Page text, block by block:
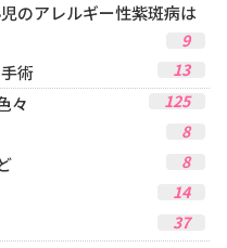
のアレルギー性紫斑病は
9
術 13
々 125
8
8
14
37